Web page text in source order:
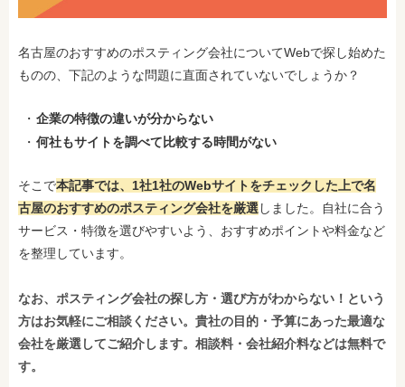
名古屋のおすすめのポスティング会社についてWebで探し始めた
ものの、下記のような問題に直面されていないでしょうか？
企業の特徴の違いが分からない
何社もサイトを調べて比較する時間がない
そこで本記事では、1社1社のWebサイトをチェックした上で名
古屋のおすすめのポスティング会社を厳選 しました。自社に合う
サービス・特徴を選びやすいよう、おすすめポイントや料金など
を整理しています。
なお、ポスティング会社の探し方・選び方がわからない！という
方はお気軽にご相談ください。貴社の目的・予算にあった最適な
会社を厳選してご紹介します。相談料・会社紹介料などは無料で
す。